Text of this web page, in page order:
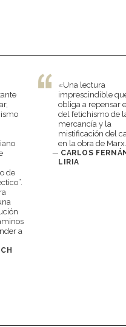
de
a
«Una lectura
imprescindible
obliga a repensar
del fetichismo de
mercancía y la
mistificación del
en la obra de
— CARLOS
LIRIA